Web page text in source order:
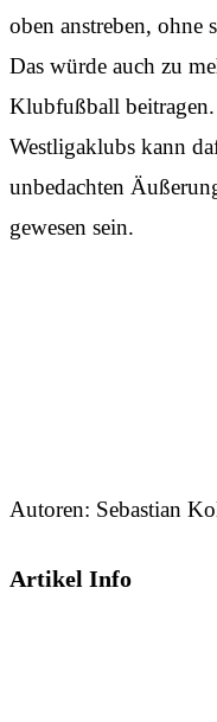
oben anstreben, ohne
Das würde auch zu
Klubfußball
Westligaklubs kann
unbedachten
gewesen sein.
Autoren: Sebastian
Artikel Info